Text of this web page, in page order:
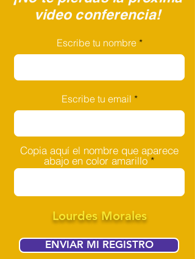
video conferencia!
Escribe tu nombre
Escribe tu email
Copia aquí el nombre que aparece
abajo en color amarillo
Lourdes Morales
ENVIAR MI REGISTRO